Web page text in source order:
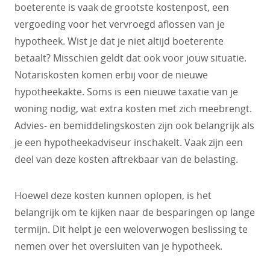
boeterente is vaak de grootste kostenpost, een
vergoeding voor het vervroegd aflossen van je
hypotheek. Wist je dat je niet altijd boeterente
betaalt? Misschien geldt dat ook voor jouw situatie.
Notariskosten komen erbij voor de nieuwe
hypotheekakte. Soms is een nieuwe taxatie van je
woning nodig, wat extra kosten met zich meebrengt.
Advies- en bemiddelingskosten zijn ook belangrijk als
je een hypotheekadviseur inschakelt. Vaak zijn een
deel van deze kosten aftrekbaar van de belasting.
Hoewel deze kosten kunnen oplopen, is het
belangrijk om te kijken naar de besparingen op lange
termijn. Dit helpt je een weloverwogen beslissing te
nemen over het oversluiten van je hypotheek.